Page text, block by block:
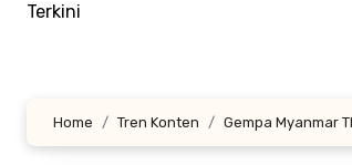
Terkini
Home Tren Konten Gempa Myanmar